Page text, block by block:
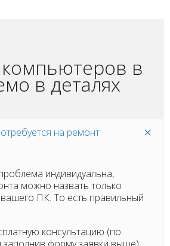
в
в деталях
на ремонт
индивидуальна,
можно назвать только
вашего ПК. То есть правильный
консультацию (по